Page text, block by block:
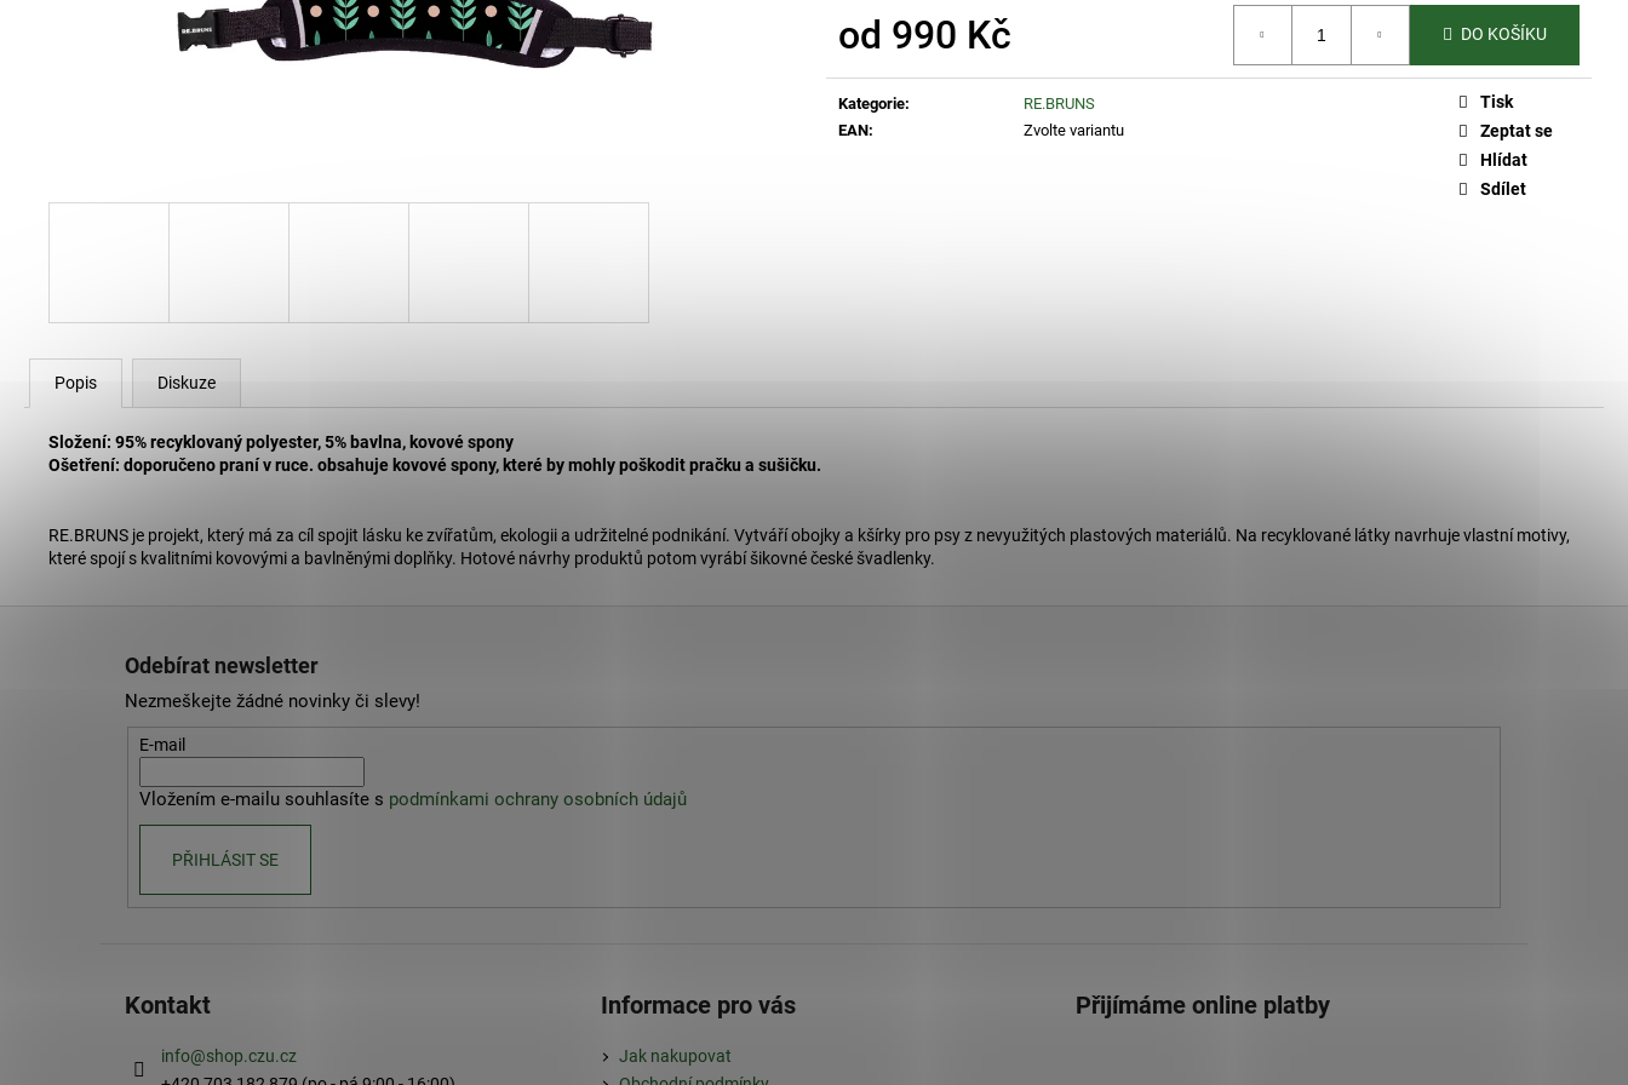
od 990 Kč DO KOŠÍKU
Kategorie:
RE.BRUNS
EAN: Zvolte variantu
Tisk
Zeptat se
Hlídat
Sdílet
Popis Diskuze
Složení: 95% recyklovaný polyester, 5% bavlna, kovové spony
Ošetření: doporučeno praní v ruce. obsahuje kovové spony, které by mohly poškodit pračku a sušičku.
RE.BRUNS je projekt, který má za cíl spojit lásku ke zvířatům, ekologii a udržitelné podnikání. Vytváří obojky a kšírky pro psy z nevyužitých plastových materiálů. Na recyklované látky navrhuje vlastní motivy,
které spojí s kvalitními kovovými a bavlněnými doplňky. Hotové návrhy produktů potom vyrábí šikovné české švadlenky.
80 Kč
260 Kč
1 110 Kč
Odebírat newsletter
Nezmeškejte žádné novinky či slevy!
E-mail
Vložením e-mailu souhlasíte s podmínkami ochrany osobních údajů
PŘIHLÁSIT SE
Kontakt
info@shop.czu.cz
Informace pro vás
Jak nakupovat
Přijímáme online platby